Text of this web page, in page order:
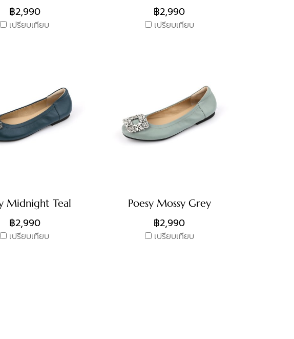
฿2,990
เปรียบเทียบ
฿2,990
เปรียบเทียบ
Midnight Teal
฿2,990
เปรียบเทียบ
Poesy Mossy Grey
฿2,990
เปรียบเทียบ